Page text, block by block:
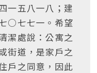
一五八一八；建
○七七一。希望
潔處說：公寓之
街道，是家戶之
戶之同意，因此